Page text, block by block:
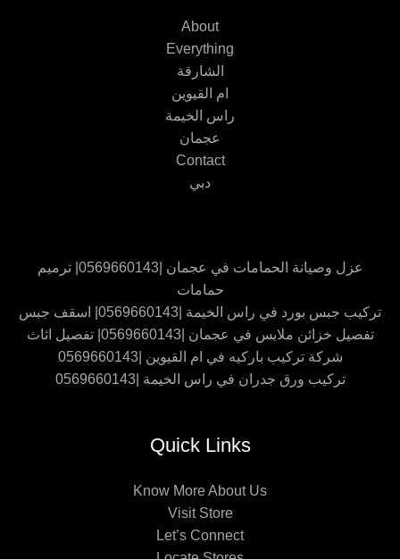
About
Everything
الشارقة
ام القيوين
راس الخيمة
عجمان
Contact
دبي
عزل وصيانة الحمامات في عجمان |0569660143| ترميم
حمامات
تركيب جبس بورد في راس الخيمة |0569660143| اسقف جبس
تفصيل خزائن ملابس في عجمان |0569660143| تفصيل اثاث
شركة تركيب باركيه في ام القيوين |0569660143
تركيب ورق جدران في راس الخيمة |0569660143
Quick Links
Know More About Us
Visit Store
Let’s Connect